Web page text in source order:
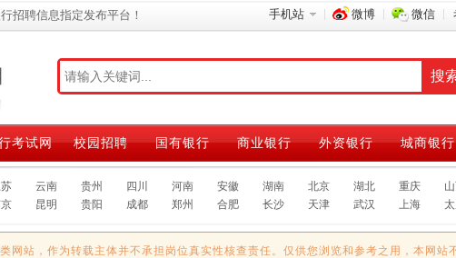
手机站 微博 微信
招聘信息指定发布平台！
考试网 校园招聘 国有银行 商业银行 外资银行 城商银行
云南 贵州 四川 河南 安徽 湖南 北京 湖北 重庆
昆明 贵阳 成都 郑州 合肥 长沙 天津 武汉 上海
网站，作为转载主体并不承担岗位真实性核查责任。仅供您浏览和参考之用，本网站